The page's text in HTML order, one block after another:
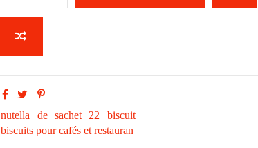
nutella de sachet 22
biscuit
biscuits pour cafés et restauran